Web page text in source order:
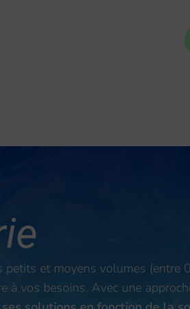
et moyens volumes (entre
à vos besoins. Avec une